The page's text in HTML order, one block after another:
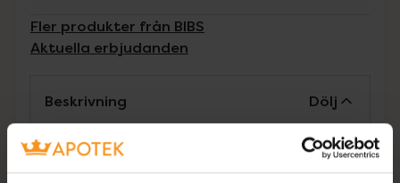
Fler produkter från BIBS
Aktuella erbjudanden
Beskrivning Dölj
BIBS napplåda är en multifunktionell produkt
som inte bara kan användas för att förvara